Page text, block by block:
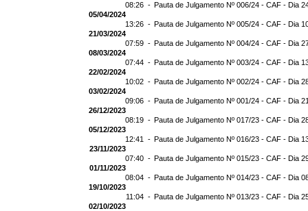
08:26 - Pauta de Julgamento Nº 006/24 - CAF - Dia
05/04/2024
13:26 - Pauta de Julgamento Nº 005/24 - CAF - Dia
21/03/2024
07:59 - Pauta de Julgamento Nº 004/24 - CAF - Dia
08/03/2024
07:44 - Pauta de Julgamento Nº 003/24 - CAF - Dia
22/02/2024
10:02 - Pauta de Julgamento Nº 002/24 - CAF - Dia
03/02/2024
09:06 - Pauta de Julgamento Nº 001/24 - CAF - Dia
26/12/2023
08:19 - Pauta de Julgamento Nº 017/23 - CAF - Dia
05/12/2023
12:41 - Pauta de Julgamento Nº 016/23 - CAF - Dia
23/11/2023
07:40 - Pauta de Julgamento Nº 015/23 - CAF - Dia
01/11/2023
08:04 - Pauta de Julgamento Nº 014/23 - CAF - Dia
19/10/2023
11:04 - Pauta de Julgamento Nº 013/23 - CAF - Dia
02/10/2023